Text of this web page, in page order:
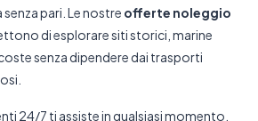
pari. Le nostre offerte noleggio
di esplorare siti storici, marine
senza dipendere dai trasporti
24/7 ti assiste in qualsiasi momento,